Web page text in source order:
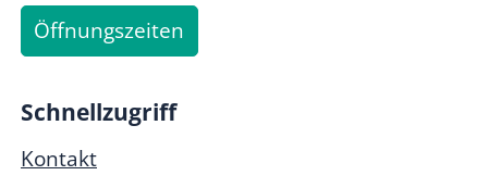
Öffnungszeiten
Schnellzugriff
Kontakt